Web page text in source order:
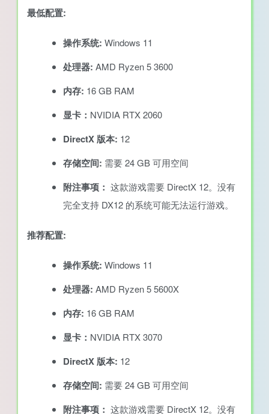
最低配置:
操作系统: Windows 11
处理器: AMD Ryzen 5 3600
内存: 16 GB RAM
显卡： NVIDIA RTX 2060
DirectX 版本: 12
存储空间: 需要 24 GB 可用空间
附注事项： 这款游戏需要 DirectX 12。没有
完全支持 DX12 的系统可能无法运行游戏。
推荐配置:
操作系统: Windows 11
处理器: AMD Ryzen 5 5600X
内存: 16 GB RAM
显卡： NVIDIA RTX 3070
DirectX 版本: 12
存储空间: 需要 24 GB 可用空间
附注事项： 这款游戏需要 DirectX 12。没有